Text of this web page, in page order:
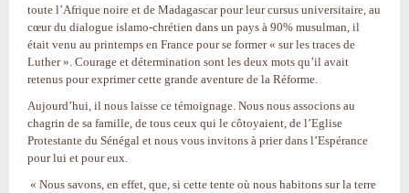
toute l’Afrique noire et de Madagascar pour leur cursus universitaire, au
cœur du dialogue islamo-chrétien dans un pays à 90% musulman, il
était venu au printemps en France pour se former « sur les traces de
Luther ». Courage et détermination sont les deux mots qu’il avait
retenus pour exprimer cette grande aventure de la Réforme.
Aujourd’hui, il nous laisse ce témoignage. Nous nous associons au
chagrin de sa famille, de tous ceux qui le côtoyaient, de l’Eglise
Protestante du Sénégal et nous vous invitons à prier dans l’Espérance
pour lui et pour eux.
« Nous savons, en effet, que, si cette tente où nous habitons sur la terre